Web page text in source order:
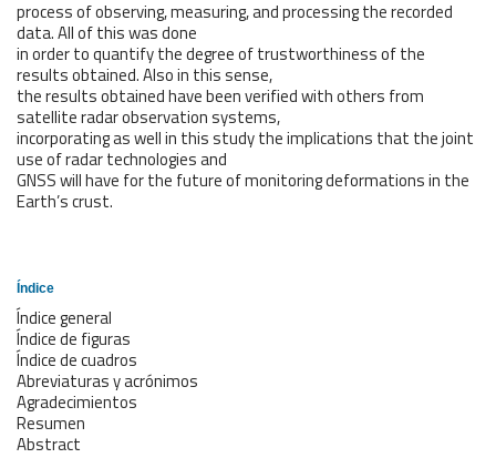
process of observing, measuring, and processing the recorded
data. All of this was done
in order to quantify the degree of trustworthiness of the
results obtained. Also in this sense,
the results obtained have been verified with others from
satellite radar observation systems,
incorporating as well in this study the implications that the joint
use of radar technologies and
GNSS will have for the future of monitoring deformations in the
Earth’s crust.
Índice
Índice general
Índice de figuras
Índice de cuadros
Abreviaturas y acrónimos
Agradecimientos
Resumen
Abstract